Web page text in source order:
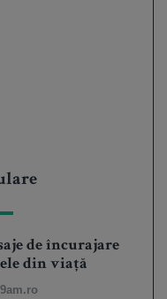
de încurajare
din viață
9am.ro